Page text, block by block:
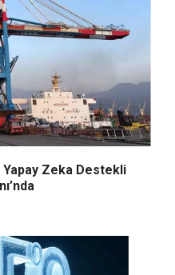
Yapay Zeka Destekli